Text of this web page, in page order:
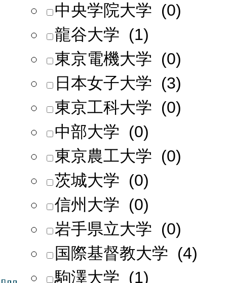
中央学院大学 (0)
龍谷大学 (1)
東京電機大学 (0)
日本女子大学 (3)
東京工科大学 (0)
中部大学 (0)
東京農工大学 (0)
茨城大学 (0)
信州大学 (0)
岩手県立大学 (0)
国際基督教大学 (4)
駒澤大学 (1)